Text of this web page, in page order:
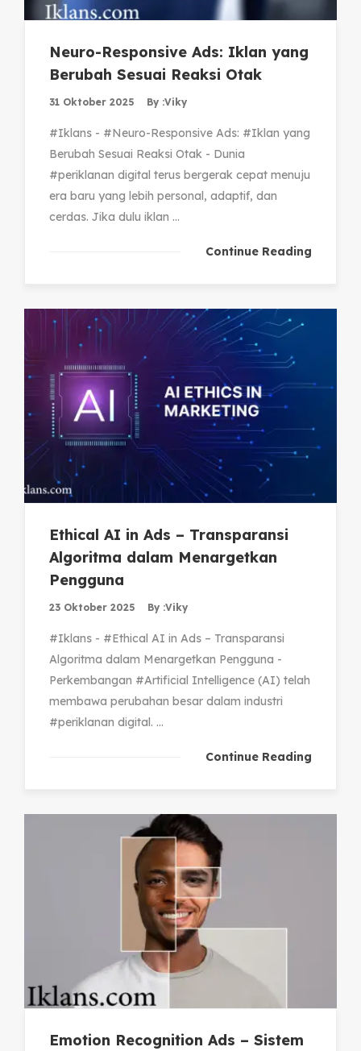
Neuro-Responsive Ads: Iklan yang
Berubah Sesuai Reaksi Otak
31 Oktober 2025 By :Viky
#Iklans - #Neuro-Responsive Ads: #Iklan yang
Berubah Sesuai Reaksi Otak - Dunia
#periklanan digital terus bergerak cepat menuju
era baru yang lebih personal, adaptif, dan
cerdas. Jika dulu iklan ...
Continue Reading
Ethical AI in Ads – Transparansi
Algoritma dalam Menargetkan
Pengguna
23 Oktober 2025 By :Viky
#Iklans - #Ethical AI in Ads – Transparansi
Algoritma dalam Menargetkan Pengguna -
Perkembangan #Artificial Intelligence (AI) telah
membawa perubahan besar dalam industri
#periklanan digital. ...
Continue Reading
Emotion Recognition Ads – Sistem